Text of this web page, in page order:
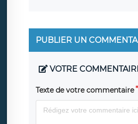
PUBLIER UN
VOTRE
Texte de votre commentaire